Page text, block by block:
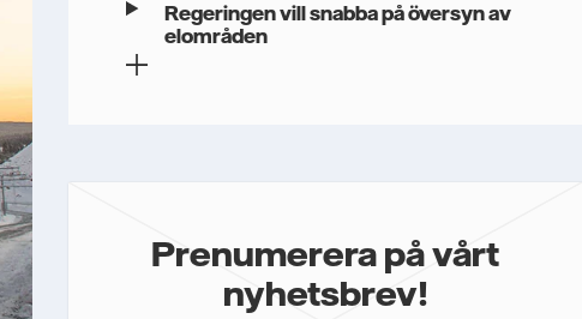
Regeringen vill snabba på översyn av
elområden
Prenumerera på vårt
nyhetsbrev!